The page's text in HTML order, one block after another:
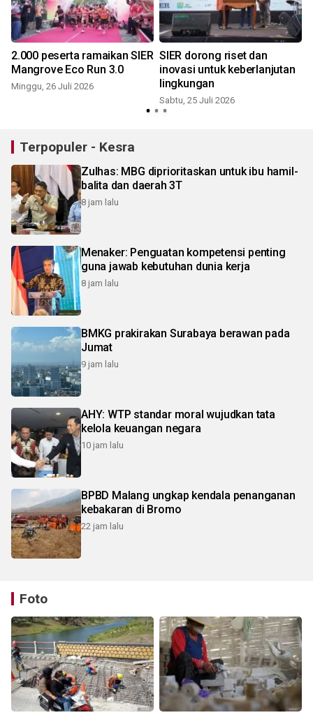
2.000 peserta ramaikan SIER
Mangrove Eco Run 3.0
Minggu, 26 Juli 2026
SIER dorong riset dan
inovasi untuk keberlanjutan
lingkungan
Sabtu, 25 Juli 2026
Terpopuler - Kesra
Zulhas: MBG diprioritaskan untuk ibu hamil-
balita dan daerah 3T
8 jam lalu
Menaker: Penguatan kompetensi penting
guna jawab kebutuhan dunia kerja
8 jam lalu
BMKG prakirakan Surabaya berawan pada
Jumat
9 jam lalu
AHY: WTP standar moral wujudkan tata
kelola keuangan negara
10 jam lalu
BPBD Malang ungkap kendala penanganan
kebakaran di Bromo
22 jam lalu
Foto